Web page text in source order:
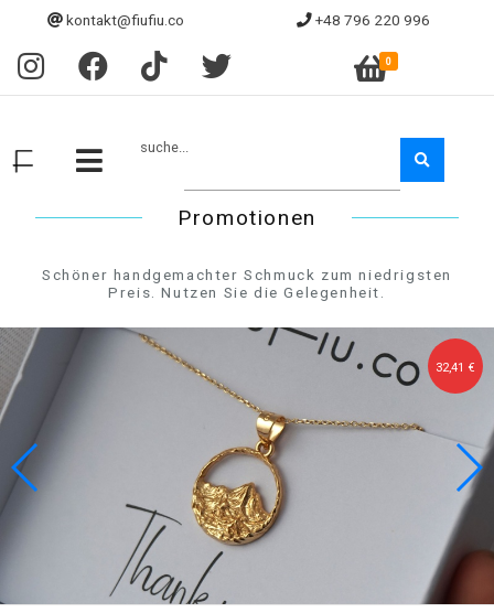
kontakt@fiufiu.co +48 796 220 996
0
suche...
Promotionen
Schöner handgemachter Schmuck zum niedrigsten
Preis. Nutzen Sie die Gelegenheit.
30,24 €